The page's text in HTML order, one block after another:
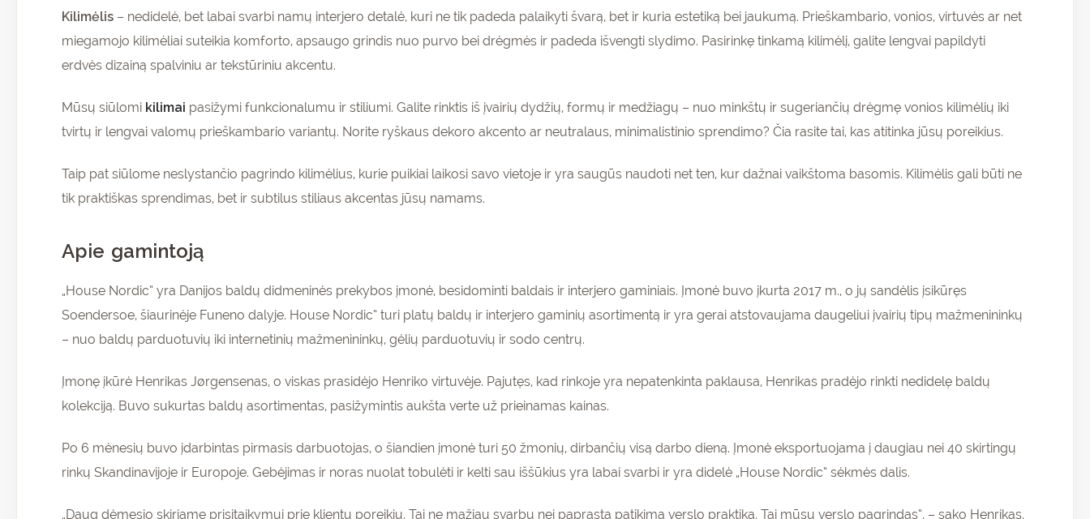
Kilimėlis – nedidelė, bet labai svarbi namų interjero detalė, kuri ne tik padeda palaikyti švarą, bet ir kuria estetiką bei jaukumą. Prieškambario, vonios, virtuvės ar net
miegamojo kilimėliai suteikia komforto, apsaugo grindis nuo purvo bei drėgmės ir padeda išvengti slydimo. Pasirinkę tinkamą kilimėlį, galite lengvai papildyti
erdvės dizainą spalviniu ar tekstūriniu akcentu.
Mūsų siūlomi kilimai pasižymi funkcionalumu ir stiliumi. Galite rinktis iš įvairių dydžių, formų ir medžiagų – nuo minkštų ir sugeriančių drėgmę vonios kilimėlių iki
tvirtų ir lengvai valomų prieškambario variantų. Norite ryškaus dekoro akcento ar neutralaus, minimalistinio sprendimo? Čia rasite tai, kas atitinka jūsų poreikius.
Taip pat siūlome neslystančio pagrindo kilimėlius, kurie puikiai laikosi savo vietoje ir yra saugūs naudoti net ten, kur dažnai vaikštoma basomis. Kilimėlis gali būti ne
tik praktiškas sprendimas, bet ir subtilus stiliaus akcentas jūsų namams.
Apie gamintoją
„House Nordic“ yra Danijos baldų didmeninės prekybos įmonė, besidominti baldais ir interjero gaminiais. Įmonė buvo įkurta 2017 m., o jų sandėlis įsikūręs
Soendersoe, šiaurinėje Funeno dalyje. House Nordic“ turi platų baldų ir interjero gaminių asortimentą ir yra gerai atstovaujama daugeliui įvairių tipų mažmenininkų
– nuo baldų parduotuvių iki internetinių mažmenininkų, gėlių parduotuvių ir sodo centrų.
Įmonę įkūrė Henrikas Jørgensenas, o viskas prasidėjo Henriko virtuvėje. Pajutęs, kad rinkoje yra nepatenkinta paklausa, Henrikas pradėjo rinkti nedidelę baldų
kolekciją. Buvo sukurtas baldų asortimentas, pasižymintis aukšta verte už prieinamas kainas.
Po 6 mėnesių buvo įdarbintas pirmasis darbuotojas, o šiandien įmonė turi 50 žmonių, dirbančių visą darbo dieną. Įmonė eksportuojama į daugiau nei 40 skirtingų
rinkų Skandinavijoje ir Europoje. Gebėjimas ir noras nuolat tobulėti ir kelti sau iššūkius yra labai svarbi ir yra didelė „House Nordic“ sėkmės dalis.
„Daug dėmesio skiriame prisitaikymui prie klientų poreikių. Tai ne mažiau svarbu nei paprasta patikima verslo praktika. Tai mūsų verslo pagrindas“, – sako Henrikas.